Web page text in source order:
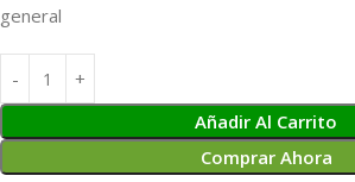
general
Añadir Al Carrito
Comprar Ahora